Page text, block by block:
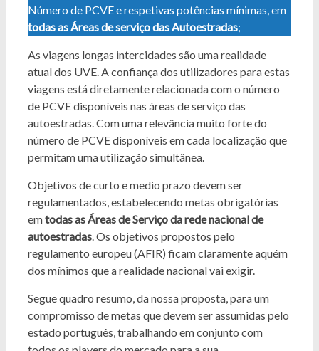
Número de PCVE e respetivas potências mínimas, em
todasas Áreas de serviço das Autoestradas;
As viagens longas intercidades são uma realidade
atual dos UVE. A confiança dos utilizadores para estas
viagens está diretamente relacionada com o número
de PCVE disponíveis nas áreas de serviço das
autoestradas. Com uma relevância muito forte do
número de PCVE disponíveis em cada localização que
permitam uma utilização simultânea.
Objetivos de curto e medio prazo devem ser
regulamentados, estabelecendo metas obrigatórias
emtodasas Áreas de Serviço da rede nacional de
autoestradas. Os objetivos propostos pelo
regulamento europeu (AFIR) ficam claramente aquém
dos mínimos que a realidade nacional vai exigir.
Segue quadro resumo, da nossa proposta, para um
compromisso de metas que devem ser assumidas pelo
estado português, trabalhando em conjunto com